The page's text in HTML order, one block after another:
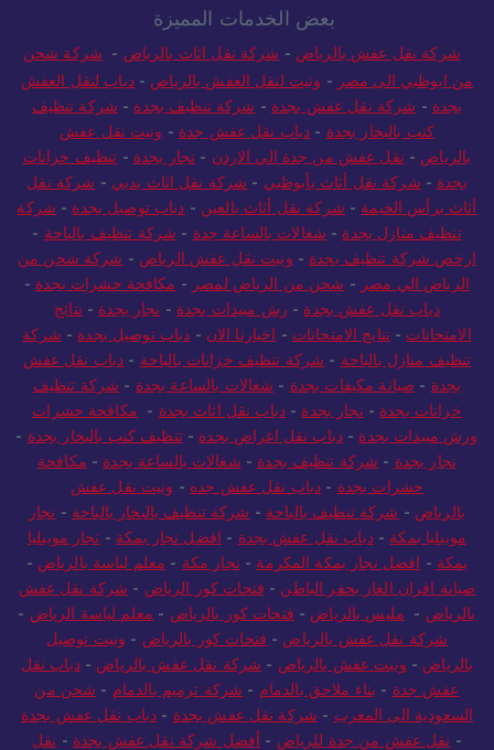
بعض الخدمات المميزة
شركة نقل عفش بالرياض - شركة نقل اثاث بالرياض - شركة شحن
من ابوظبي الى مصر - ونيت لنقل العفش بالرياض -دباب لنقل العفش
بجدة - شركة نقل عفش بجدة - شركة تنظيف بجدة - شركة تنظيف
كنب بالبخار بجدة - دباب نقل عفش جدة - ونيت نقل عفش
بالرياض - نقل عفش من جدة الي الاردن - نجار بجدة - تنظيف خزانات
بجدة - شركة نقل أثاث بأبوظبي - شركة نقل اثاث بدبي - شركة نقل
أثاث برأس الخيمة - شركة نقل أثاث بالعين - دباب توصيل بجدة - شركة
تنظيف منازل بجدة - شغالات بالساعة جدة - شركة تنظيف بالباحة -
ارخص شركة تنظيف بجدة - ونيت نقل عفش الرياض - شركة شحن من
الرياض الي مصر - شحن من الرياض لمصر - مكافحة حشرات بجدة -
دباب نقل عفش بجدة - رش مبيدات بجدة - نجار بجدة - نتائج
الامتحانات - نتايج الامتحانات - اخبارنا الان - دباب توصيل بجدة - شركة
تنظيف منازل بالباحة - شركة تنظيف خزانات بالباحة - دباب نقل عفش
بجدة - صيانة مكيفات بجدة - شغالات بالساعة بجدة - شركة تنظيف
خزانات بجدة - نجار بجدة - دباب نقل اثاث بجدة - مكافحة حشرات
ورش مبيدات بجدة -دباب نقل اغراض بجدة -تنظيف كنب بالبخار بجدة -
نجار بجدة - شركة تنظيف بجدة - شغالات بالساعة بجدة - مكافحة
حشرات بجدة - دباب نقل عفش جده - ونيت نقل عفش
بالرياض - شركة تنظيف بالباحة - شركة تنظيف بالبخار بالباحة - نجار
موبيليا بمكة -دباب نقل عفش بجدة - افضل نجار بمكة - نجار موبيليا
بمكة - افضل نجار بمكة المكرمة - نجار مكة - معلم لياسة بالرياض -
صيانة افران الغاز بحفر الباطن - فتحات كور الرياض - شركة نقل عفش
بالرياض - مليس بالرياض - فتحات كور بالرياض - معلم لياسة الرياض -
شركة نقل عفش بالرياض - فتحات كور بالرياض - ونيت توصيل
بالرياض - ونيت عفش بالرياض - شركة نقل عفش بالرياض -دباب نقل
عفش جدة - بناء ملاحق بالدمام - شركة ترميم بالدمام - شحن من
السعودية الى المغرب - شركة نقل عفش بجدة - دباب نقل عفش بجدة
- نقل عفش من جدة للرياض - أفضل شركة نقل عفش بجدة - نقل